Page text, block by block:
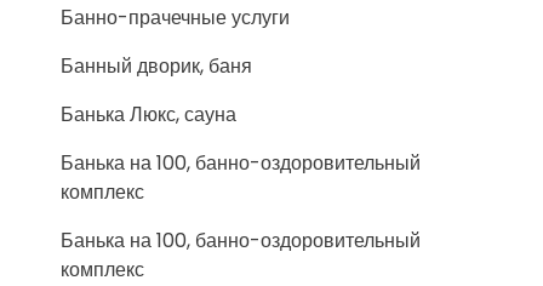
Банно-прачечные услуги
Банный дворик, баня
Банька Люкс, сауна
Банька на 100, банно-оздоровительный
комплекс
Банька на 100, банно-оздоровительный
комплекс